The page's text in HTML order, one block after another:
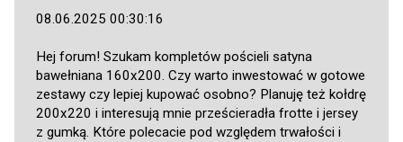
08.06.2025 00:30:16
Hej forum! Szukam kompletów pościeli satyna
bawełniana 160x200. Czy warto inwestować w gotowe
zestawy czy lepiej kupować osobno? Planuję też kołdrę
200x220 i interesują mnie prześcieradła frotte i jersey
z gumką. Które polecacie pod względem trwałości i